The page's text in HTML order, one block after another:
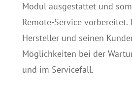
Modul ausgestattet und
Remote-Service vorbereitet.
Hersteller und seinen
Möglichkeiten bei der
und im Servicefall.